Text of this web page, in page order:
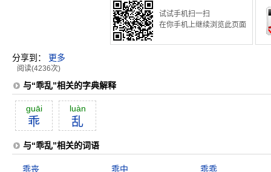
试试手机扫一扫
在你手机上继续浏览此页面
分享到： 更多
阅读(4236次)
与“乖乱”相关的字典解释
guāi
乖
luàn
乱
与“乖乱”相关的词语
乖丧 乖中
乖乖